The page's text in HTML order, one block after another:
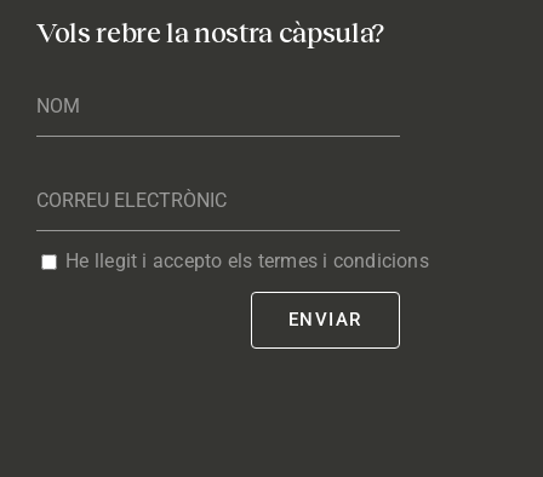
Vols rebre la nostra càpsula?
He llegit i accepto els termes i condicions